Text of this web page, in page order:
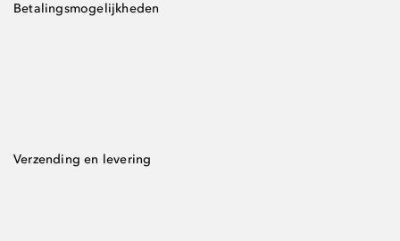
Betalingsmogelijkheden
Verzending en levering